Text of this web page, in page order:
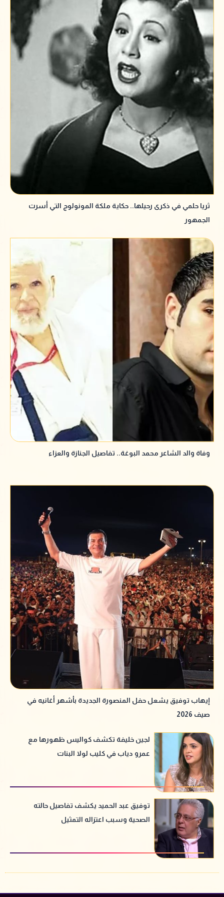
ثريا حلمي في ذكرى رحيلها.. حكاية ملكة المونولوج التي أسرت
الجمهور
وفاة والد الشاعر محمد البوغة.. تفاصيل الجنازة والعزاء
إيهاب توفيق يشعل حفل المنصورة الجديدة بأشهر أغانيه في
صيف 2026
لجين خليفة تكشف كواليس ظهورها مع
عمرو دياب في كليب لولا البنات
توفيق عبد الحميد يكشف تفاصيل حالته
الصحية وسبب اعتزاله التمثيل